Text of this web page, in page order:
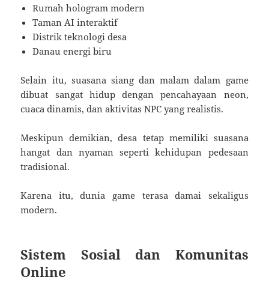
Rumah hologram modern
Taman AI interaktif
Distrik teknologi desa
Danau energi biru
Selain itu, suasana siang dan malam dalam game
dibuat sangat hidup dengan pencahayaan neon,
cuaca dinamis, dan aktivitas NPC yang realistis.
Meskipun demikian, desa tetap memiliki suasana
hangat dan nyaman seperti kehidupan pedesaan
tradisional.
Karena itu, dunia game terasa damai sekaligus
modern.
Sistem Sosial dan Komunitas
Online